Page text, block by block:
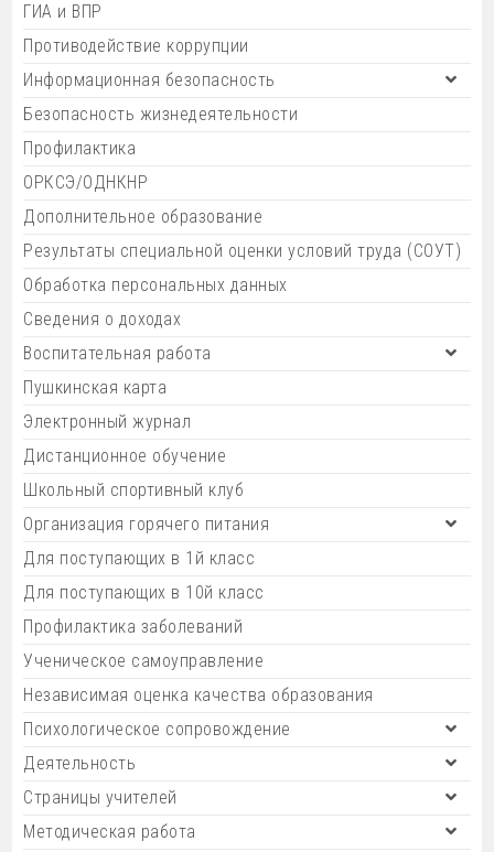
ГИА и ВПР
Противодействие коррупции
Информационная безопасность
Безопасность жизнедеятельности
Профилактика
ОРКСЭ/ОДНКНР
Дополнительное образование
Результаты специальной оценки условий труда (СОУТ)
Обработка персональных данных
Сведения о доходах
Воспитательная работа
Пушкинская карта
Электронный журнал
Дистанционное обучение
Школьный спортивный клуб
Организация горячего питания
Для поступающих в 1й класс
Для поступающих в 10й класс
Профилактика заболеваний
Ученическое самоуправление
Независимая оценка качества образования
Психологическое сопровождение
Деятельность
Страницы учителей
Методическая работа